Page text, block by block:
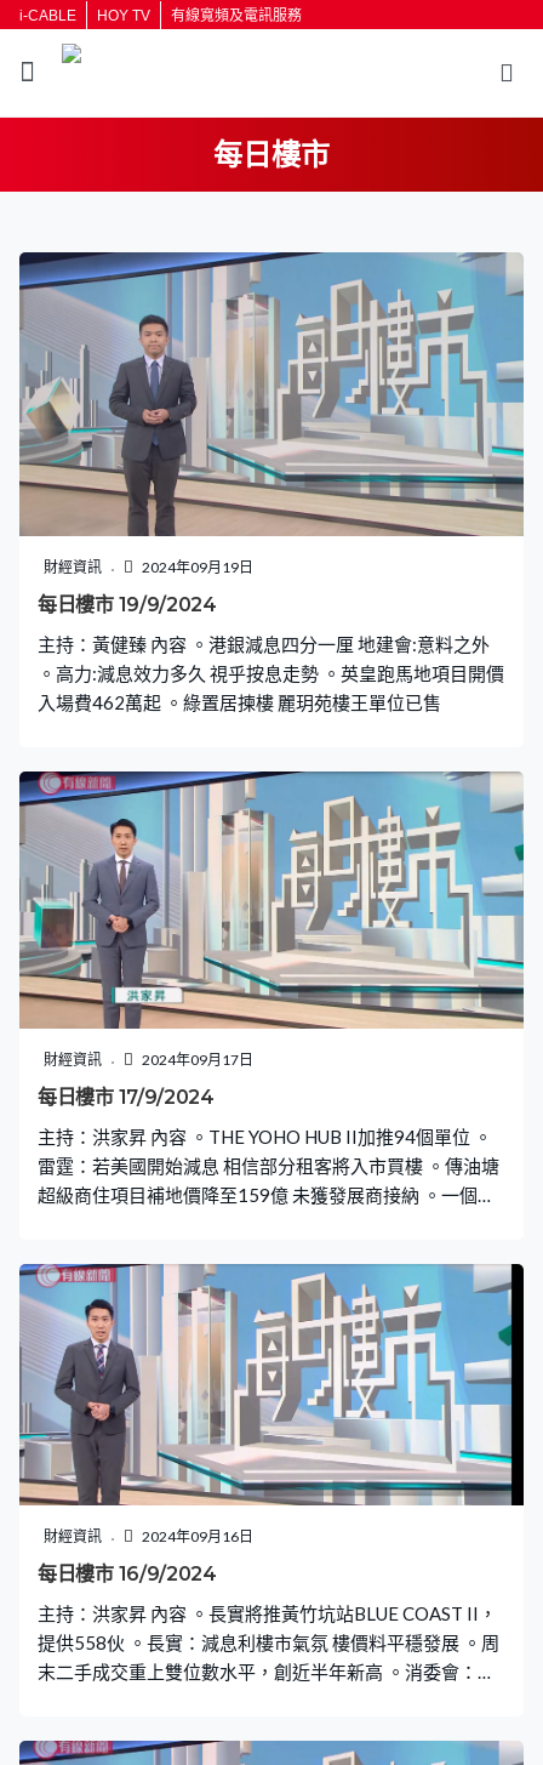
i-CABLE HOY TV 有線寬頻及電訊服務
每日樓市
財經資訊 2024年09月19日
每日樓市 19/9/2024
主持：黃健臻 內容 。港銀減息四分一厘 地建會:意料之外
。高力:減息效力多久 視乎按息走勢 。英皇跑馬地項目開價
入場費462萬起 。綠置居揀樓 麗玥苑樓王單位已售
財經資訊 2024年09月17日
每日樓市 17/9/2024
主持：洪家昇 內容 。THE YOHO HUB II加推94個單位 。
雷霆：若美國開始減息 相信部分租客將入市買樓 。傳油塘
超級商住項目補地價降至159億 未獲發展商接納 。一個月
財經資訊 2024年09月16日
每日樓市 16/9/2024
主持：洪家昇 內容 。長實將推黃竹坑站BLUE COAST II，
提供558伙 。長實：減息利樓市氣氛 樓價料平穩發展 。周
末二手成交重上雙位數水平，創近半年新高 。消委會：有